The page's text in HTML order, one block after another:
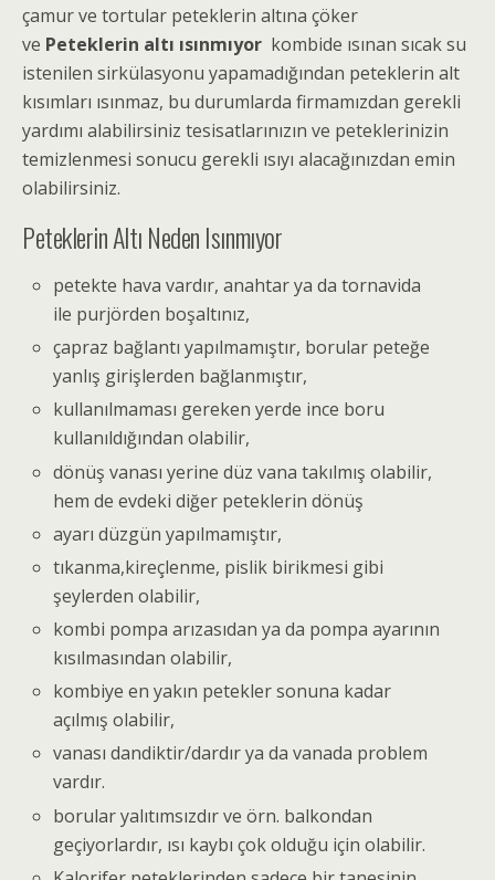
çamur ve tortular peteklerin altına çöker
ve Peteklerin altı ısınmıyor kombide ısınan sıcak su
istenilen sirkülasyonu yapamadığından peteklerin alt
kısımları ısınmaz, bu durumlarda firmamızdan gerekli
yardımı alabilirsiniz tesisatlarınızın ve peteklerinizin
temizlenmesi sonucu gerekli ısıyı alacağınızdan emin
olabilirsiniz.
Peteklerin Altı Neden Isınmıyor
petekte hava vardır, anahtar ya da tornavida
ile purjörden boşaltınız,
çapraz bağlantı yapılmamıştır, borular peteğe
yanlış girişlerden bağlanmıştır,
kullanılmaması gereken yerde ince boru
kullanıldığından olabilir,
dönüş vanası yerine düz vana takılmış olabilir,
hem de evdeki diğer peteklerin dönüş
ayarı düzgün yapılmamıştır,
tıkanma,kireçlenme, pislik birikmesi gibi
şeylerden olabilir,
kombi pompa arızasıdan ya da pompa ayarının
kısılmasından olabilir,
kombiye en yakın petekler sonuna kadar
açılmış olabilir,
vanası dandiktir/dardır ya da vanada problem
vardır.
borular yalıtımsızdır ve örn. balkondan
geçiyorlardır, ısı kaybı çok olduğu için olabilir.